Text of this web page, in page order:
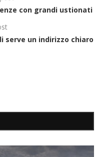
con grandi ustionati
serve un indirizzo chiaro